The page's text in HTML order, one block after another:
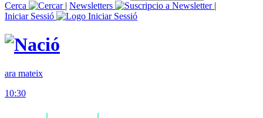
Cerca
| Newsletters
|
Iniciar Sessió
ara mateix
10:30